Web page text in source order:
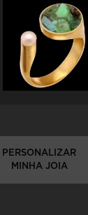
PERSONALIZAR
MINHA JOIA